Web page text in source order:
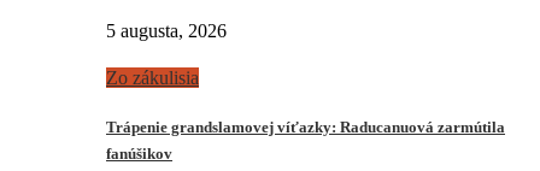
5 augusta, 2026
Zo zákulisia
Trápenie grandslamovej víťazky: Raducanuová zarmútila
fanúšikov